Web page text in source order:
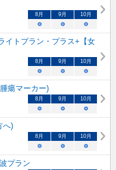
8月 9月 10月
○ ○ ○
イトプラン・プラス+【女
8月 9月 10月
○ ○ ○
瘍マーカー)
8月 9月 10月
○ ○ ○
へ)
8月 9月 10月
○ ○ ○
プラン